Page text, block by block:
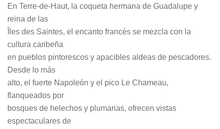
En Terre-de-Haut, la coqueta hermana de Guadalupe y
reina de las
Îles des Saintes, el encanto francés se mezcla con la
cultura caribeña
en pueblos pintorescos y apacibles aldeas de pescadores.
Desde lo más
alto, el fuerte Napoleón y el pico Le Chameau,
flanqueados por
bosques de helechos y plumarias, ofrecen vistas
espectaculares de